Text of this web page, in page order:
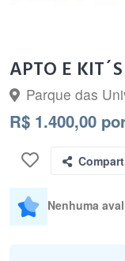
APTO E
Parque das
R$ 1.400,00
Nenhuma